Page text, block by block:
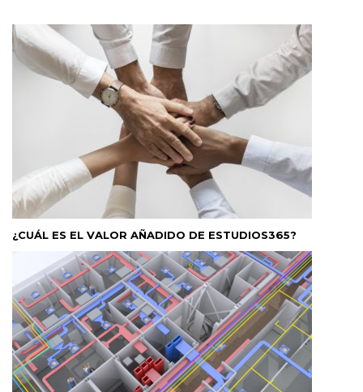
¿CUÁL ES EL VALOR AÑADIDO DE ESTUDIOS365?